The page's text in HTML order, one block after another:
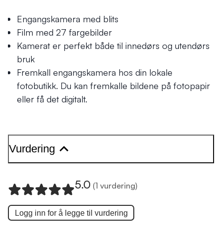
Engangskamera med blits
Film med 27 fargebilder
Kamerat er perfekt både til innedørs og utendørs
bruk
Fremkall engangskamera hos din lokale
fotobutikk. Du kan fremkalle bildene på fotopapir
eller få det digitalt.
Vurdering
5.0 (1 vurdering)
Logg inn for å legge til vurdering